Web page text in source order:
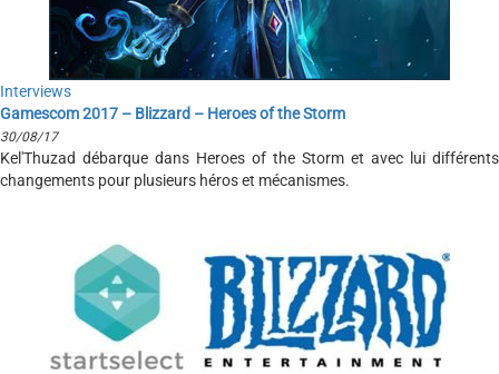
Interviews
Gamescom 2017 – Blizzard – Heroes of the Storm
30/08/17
Kel'Thuzad débarque dans Heroes of the Storm et avec lui différents
changements pour plusieurs héros et mécanismes.